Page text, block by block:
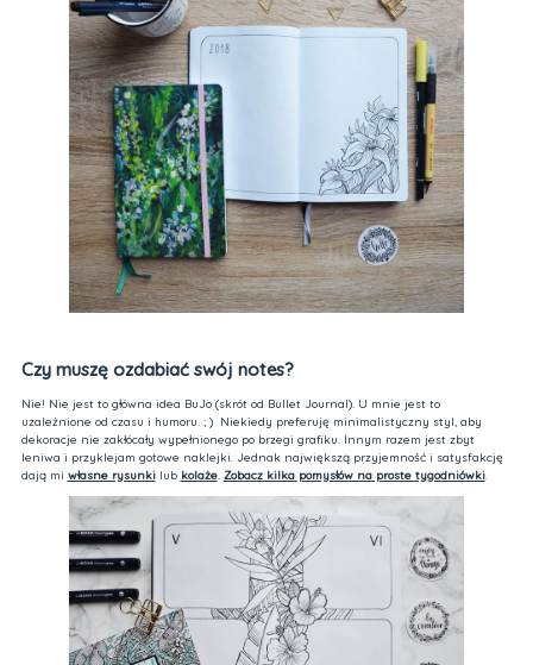
Czy muszę ozdabiać swój notes?
Nie! Nie jest to główna idea BuJo (skrót od Bullet Journal). U mnie jest to
uzależnione od czasu i humoru. ; ) Niekiedy preferuję minimalistyczny styl, aby
dekoracje nie zakłócały wypełnionego po brzegi grafiku. Innym razem jest zbyt
leniwa i przyklejam gotowe naklejki. Jednak największą przyjemność i satysfakcję
dają mi własne rysunkilub kolaże. Zobacz kilka pomysłów na proste tygodniówki.